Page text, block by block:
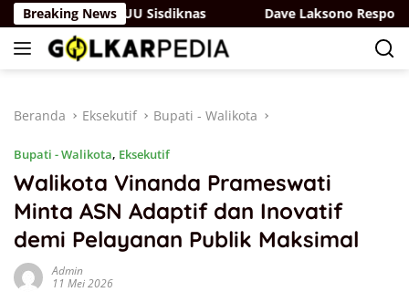
Langsung
ke
konten
Breaking News
di RUU Sisdiknas Dave Laksono Respons Isu
Beranda Eksekutif Bupati - Walikota
Bupati - Walikota, Eksekutif
Walikota Vinanda Prameswati
Minta ASN Adaptif dan Inovatif
demi Pelayanan Publik Maksimal
Admin
11 Mei 2026